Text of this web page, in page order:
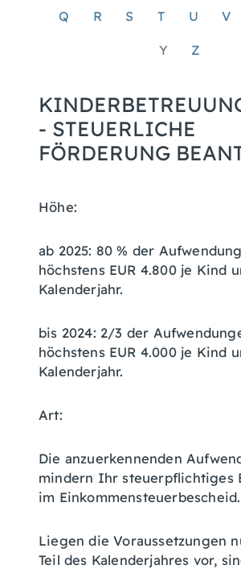
Q R S T U V
Y Z
- STEUERLICHE
FÖRDERUNG
Höhe:
ab 2025: 80 % der
höchstens EUR 4.800 je Kind
Kalenderjahr.
bis 2024: 2/3 der
höchstens EUR 4.000 je Kind
Kalenderjahr.
Art:
Die anzuerkennenden
mindern Ihr steuerpflichtiges
im Einkommensteuerbescheid.
Liegen die Voraussetzungen
Teil des Kalenderjahres vor,